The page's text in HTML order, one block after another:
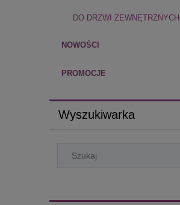
DO DRZWI ZEWNĘTRZNYCH
NOWOŚCI
PROMOCJE
Wyszukiwarka